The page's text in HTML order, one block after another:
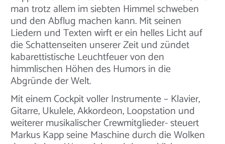
man trotz allem im siebten Himmel schweben
und den Abflug machen kann. Mit seinen
Liedern und Texten wirft er ein helles Licht auf
die Schattenseiten unserer Zeit und zündet
kabarettistische Leuchtfeuer von den
himmlischen Höhen des Humors in die
Abgründe der Welt.
Mit einem Cockpit voller Instrumente – Klavier,
Gitarre, Ukulele, Akkordeon, Loopstation und
weiterer musikalischer Crewmitglieder- steuert
Markus Kapp seine Maschine durch die Wolken